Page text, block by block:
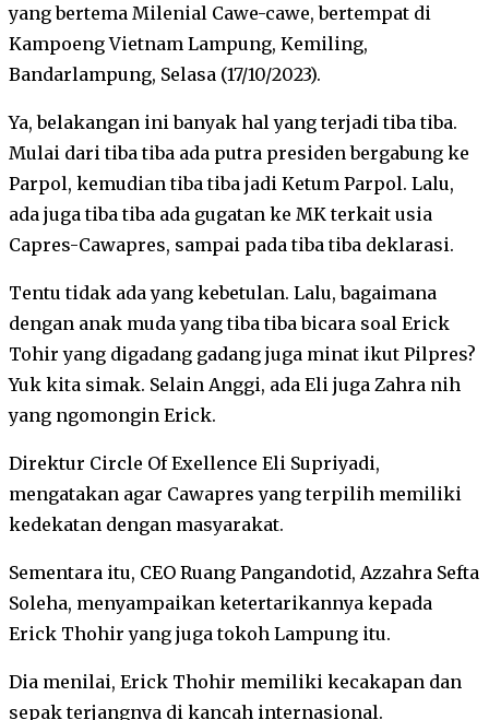
yang bertema Milenial Cawe-cawe, bertempat di
Kampoeng Vietnam Lampung, Kemiling,
Bandarlampung, Selasa (17/10/2023).
Ya, belakangan ini banyak hal yang terjadi tiba tiba.
Mulai dari tiba tiba ada putra presiden bergabung ke
Parpol, kemudian tiba tiba jadi Ketum Parpol. Lalu,
ada juga tiba tiba ada gugatan ke MK terkait usia
Capres-Cawapres, sampai pada tiba tiba deklarasi.
Tentu tidak ada yang kebetulan. Lalu, bagaimana
dengan anak muda yang tiba tiba bicara soal Erick
Tohir yang digadang gadang juga minat ikut Pilpres?
Yuk kita simak. Selain Anggi, ada Eli juga Zahra nih
yang ngomongin Erick.
Direktur Circle Of Exellence Eli Supriyadi,
mengatakan agar Cawapres yang terpilih memiliki
kedekatan dengan masyarakat.
Sementara itu, CEO Ruang Pangandotid, Azzahra Sefta
Soleha, menyampaikan ketertarikannya kepada
Erick Thohir yang juga tokoh Lampung itu.
Dia menilai, Erick Thohir memiliki kecakapan dan
sepak terjangnya di kancah internasional.